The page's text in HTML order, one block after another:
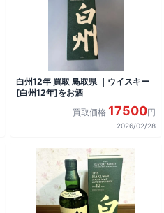
白州12年 買取 鳥取県 ｜ウイスキー
[白州12年]をお酒
買取価格 17500円
2026/02/28